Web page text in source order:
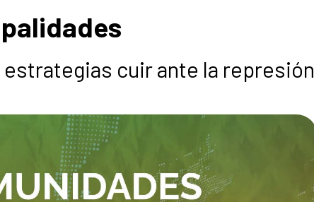
estrategias cuir ante la represión